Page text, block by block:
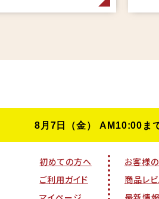
初めての方へ
ご利用ガイド
お客様
商品レ